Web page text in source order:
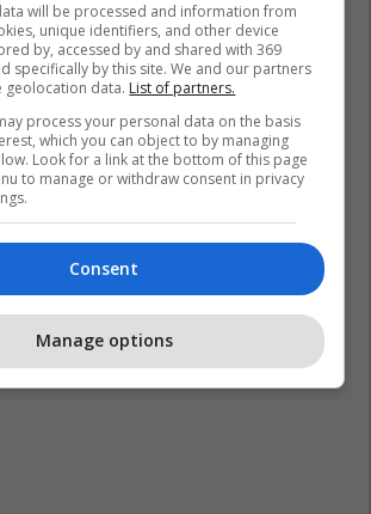
në 2014 për 3 miliardë
e tij thuhet se kapnin vlerën
në atë kohë.
e tij, Nicole Young
e tyre 24-vjeçare, 100 milionë
will be processed and information from
unique identifiers, and other device
by, accessed by and shared with 369
specifically by this site. We and our partners
geolocation data. List of partners.
process your personal data on the basis
which you can object to by managing
Look for a link at the bottom of this page
to manage or withdraw consent in privacy
Consent
Manage options